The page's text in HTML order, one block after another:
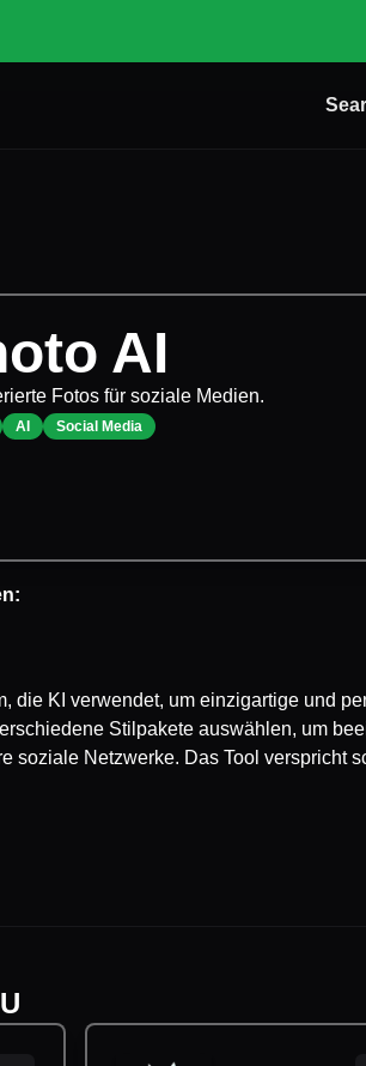
AI
Fotos für soziale Medien.
AI Social Media
die KI verwendet, um einzigartige und
Stilpakete auswählen, um
soziale Netzwerke. Das Tool verspricht